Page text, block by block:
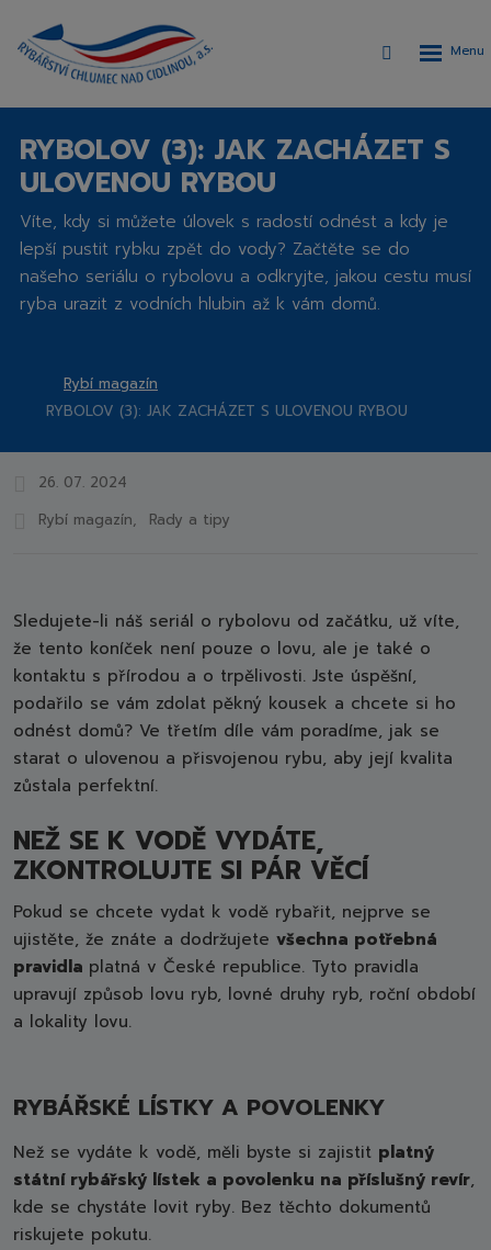
Vyhledávání
RYBOLOV (3): JAK ZACHÁZET S
ULOVENOU RYBOU
Víte, kdy si můžete úlovek s radostí odnést a kdy je
lepší pustit rybku zpět do vody? Začtěte se do
našeho seriálu o rybolovu a odkryjte, jakou cestu musí
ryba urazit z vodních hlubin až k vám domů.
Rybářství
nad
Cidlinou,
Rybí magazín
RYBOLOV (3): JAK ZACHÁZET S ULOVENOU RYBOU
26. 07. 2024
Rybí magazín
Rady a tipy
Sledujete-li náš seriál o rybolovu od začátku, už víte,
že tento koníček není pouze o lovu, ale je také o
kontaktu s přírodou a o trpělivosti. Jste úspěšní,
podařilo se vám zdolat pěkný kousek a chcete si ho
odnést domů? Ve třetím díle vám poradíme, jak se
starat o ulovenou a přisvojenou rybu, aby její kvalita
zůstala perfektní.
NEŽ SE K VODĚ VYDÁTE,
ZKONTROLUJTE SI PÁR VĚCÍ
Pokud se chcete vydat k vodě rybařit, nejprve se
ujistěte, že znáte a dodržujete všechna potřebná
pravidla platná v České republice. Tyto pravidla
upravují způsob lovu ryb, lovné druhy ryb, roční období
a lokality lovu.
RYBÁŘSKÉ LÍSTKY A POVOLENKY
Než se vydáte k vodě, měli byste si zajistit platný
státní rybářský lístek a povolenku na příslušný revír,
kde se chystáte lovit ryby. Bez těchto dokumentů
riskujete pokutu.